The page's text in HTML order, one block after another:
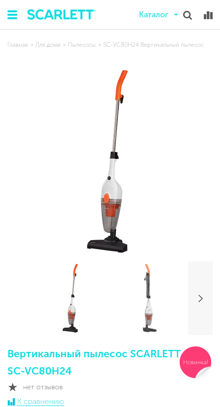
Каталог
Главная Для дома Пылесосы SC-VC80H24 Вертикальный пылесос
Вертикальный пылесос SCARLETT
SC-VC80H24
нет отзывов
К сравнению
Новинка!